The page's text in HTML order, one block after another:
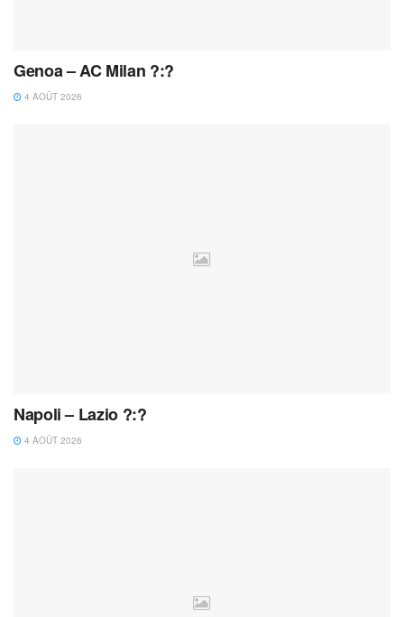
Genoa – AC Milan ?:?
4 AOÛT 2026
Napoli – Lazio ?:?
4 AOÛT 2026